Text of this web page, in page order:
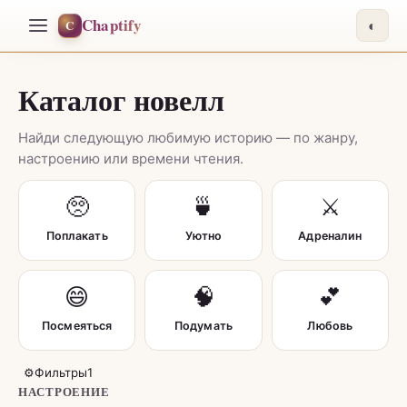
C Chaptify ◐
Каталог новелл
Найди следующую любимую историю — по жанру,
настроению или времени чтения.
🥺
Поплакать
🍵
Уютно
⚔️
Адреналин
😄
Посмеяться
🧠
Подумать
💕
Любовь
⚙Фильтры1
НАСТРОЕНИЕ